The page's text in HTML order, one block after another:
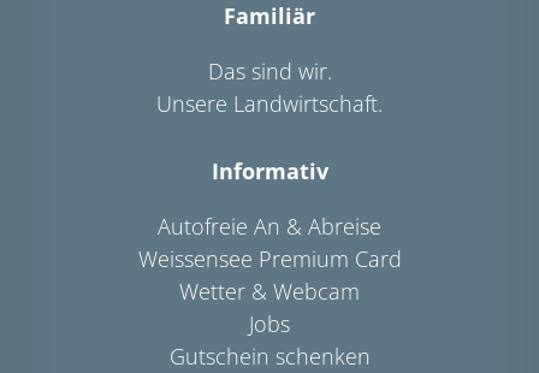
Familiär
Das sind wir.
Unsere Landwirtschaft.
Informativ
Autofreie An & Abreise
Weissensee Premium Card
Wetter & Webcam
Jobs
Gutschein schenken